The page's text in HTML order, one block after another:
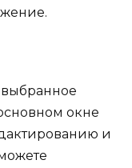
окне
и